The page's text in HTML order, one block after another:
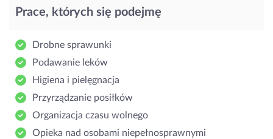
Prace, których się podejmę
Drobne sprawunki
Podawanie leków
Higiena i pielęgnacja
Przyrządzanie posiłków
Organizacja czasu wolnego
Opieka nad osobami niepełnosprawnymi